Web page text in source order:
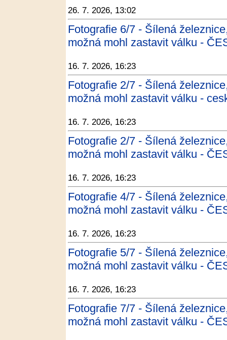
26. 7. 2026, 13:02
Fotografie 6/7 - Šílená
možná mohl zastavit válku -
16. 7. 2026, 16:23
Fotografie 2/7 - Šílená
možná mohl zastavit válku -
16. 7. 2026, 16:23
Fotografie 2/7 - Šílená
možná mohl zastavit válku -
16. 7. 2026, 16:23
Fotografie 4/7 - Šílená
možná mohl zastavit válku -
16. 7. 2026, 16:23
Fotografie 5/7 - Šílená
možná mohl zastavit válku -
16. 7. 2026, 16:23
Fotografie 7/7 - Šílená
možná mohl zastavit válku -